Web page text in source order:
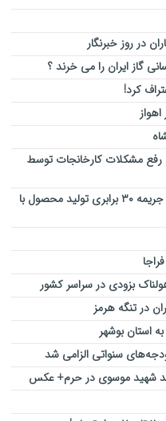
گاز ایران را می خرند ؟
کرد!
برای رفع مشکلات کارخانجات توسط
افزایش ۳۳ درصد تعرفه آب کشاورزی/ جریمه ۳۰ برابری تولید محصول با
بزودی در سراسر کشور
در تنگه هرمز
سنواتی الزامی شد
شهید موسوی در حرم+ عکس